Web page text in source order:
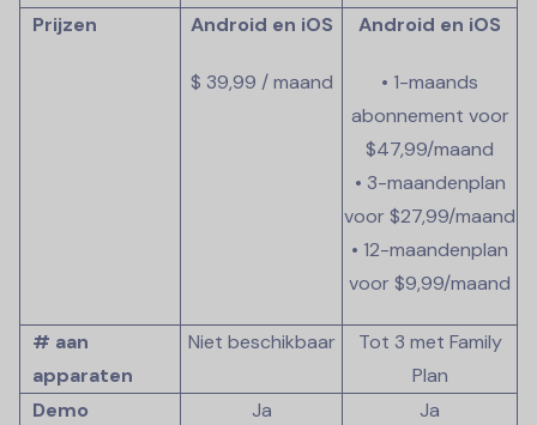
Prijzen
Android en iOS
$ 39,99 / maand
Android en iOS
• 1-maands
abonnement voor
$47,99/maand
• 3-maandenplan
voor $27,99/maand
• 12-maandenplan
voor $9,99/maand
# aan
apparaten
Niet beschikbaar
Tot 3 met Family
Plan
Demo
Ja
Ja